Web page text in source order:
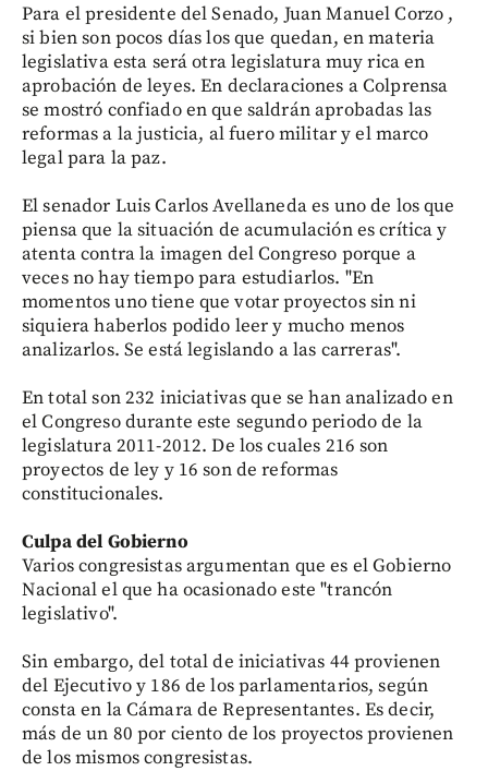
Para el presidente del Senado, Juan Manuel Corzo ,
si bien son pocos días los que quedan, en materia
legislativa esta será otra legislatura muy rica en
aprobación de leyes. En declaraciones a Colprensa
se mostró confiado en que saldrán aprobadas las
reformas a la justicia, al fuero militar y el marco
legal para la paz.
El senador Luis Carlos Avellaneda es uno de los que
piensa que la situación de acumulación es crítica y
atenta contra la imagen del Congreso porque a
veces no hay tiempo para estudiarlos. "En
momentos uno tiene que votar proyectos sin ni
siquiera haberlos podido leer y mucho menos
analizarlos. Se está legislando a las carreras".
En total son 232 iniciativas que se han analizado en
el Congreso durante este segundo periodo de la
legislatura 2011-2012. De los cuales 216 son
proyectos de ley y 16 son de reformas
constitucionales.
Culpa del Gobierno
Varios congresistas argumentan que es el Gobierno
Nacional el que ha ocasionado este "trancón
legislativo".
Sin embargo, del total de iniciativas 44 provienen
del Ejecutivo y 186 de los parlamentarios, según
consta en la Cámara de Representantes. Es decir,
más de un 80 por ciento de los proyectos provienen
de los mismos congresistas.